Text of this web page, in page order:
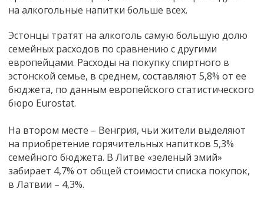
на алкогольные напитки больше всех.
Эстонцы тратят на алкоголь самую большую долю
семейных расходов по сравнению с другими
европейцами. Расходы на покупку спиртного в
эстонской семье, в среднем, составляют 5,8% от ее
бюджета, по данным европейского статистического
бюро Eurostat.
На втором месте – Венгрия, чьи жители выделяют
на приобретение горячительных напитков 5,3%
семейного бюджета. В Литве «зеленый змий»
забирает 4,7% от общей стоимости списка покупок,
в Латвии – 4,3%.